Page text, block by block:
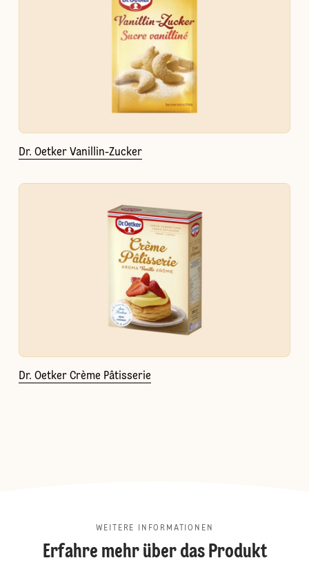
Dr. Oetker Vanillin-Zucker
Dr. Oetker Crème Pâtisserie
WEITERE INFORMATIONEN
Erfahre mehr über das Produkt